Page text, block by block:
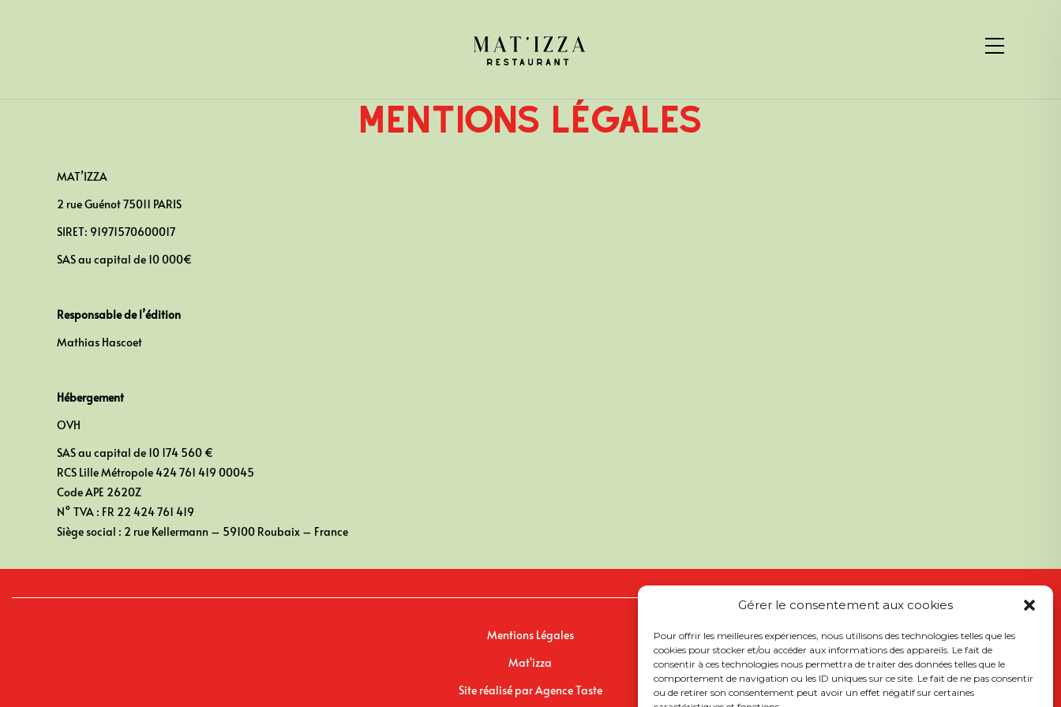
Gérer le consentement aux cookies
Pour offrir les meilleures expériences, nous utilisons des technologies telles que les
cookies pour stocker et/ou accéder aux informations des appareils. Le fait de
consentir à ces technologies nous permettra de traiter des données telles que le
comportement de navigation ou les ID uniques sur ce site. Le fait de ne pas consentir
ou de retirer son consentement peut avoir un effet négatif sur certaines
Mentions Légales
MAT’IZZA
2 rue Guénot 75011 PARIS
SIRET: 91971570600017
SAS au capital de 10 000€
Responsable de l’édition
Mathias Hascoet
Hébergement
OVH
SAS au capital de 10 174 560 €
RCS Lille Métropole 424 761 419 00045
Code APE 2620Z
N° TVA : FR 22 424 761 419
Siège social : 2 rue Kellermann – 59100 Roubaix – France
Mentions Légales
Mat'izza
Site réalisé parAgence Taste